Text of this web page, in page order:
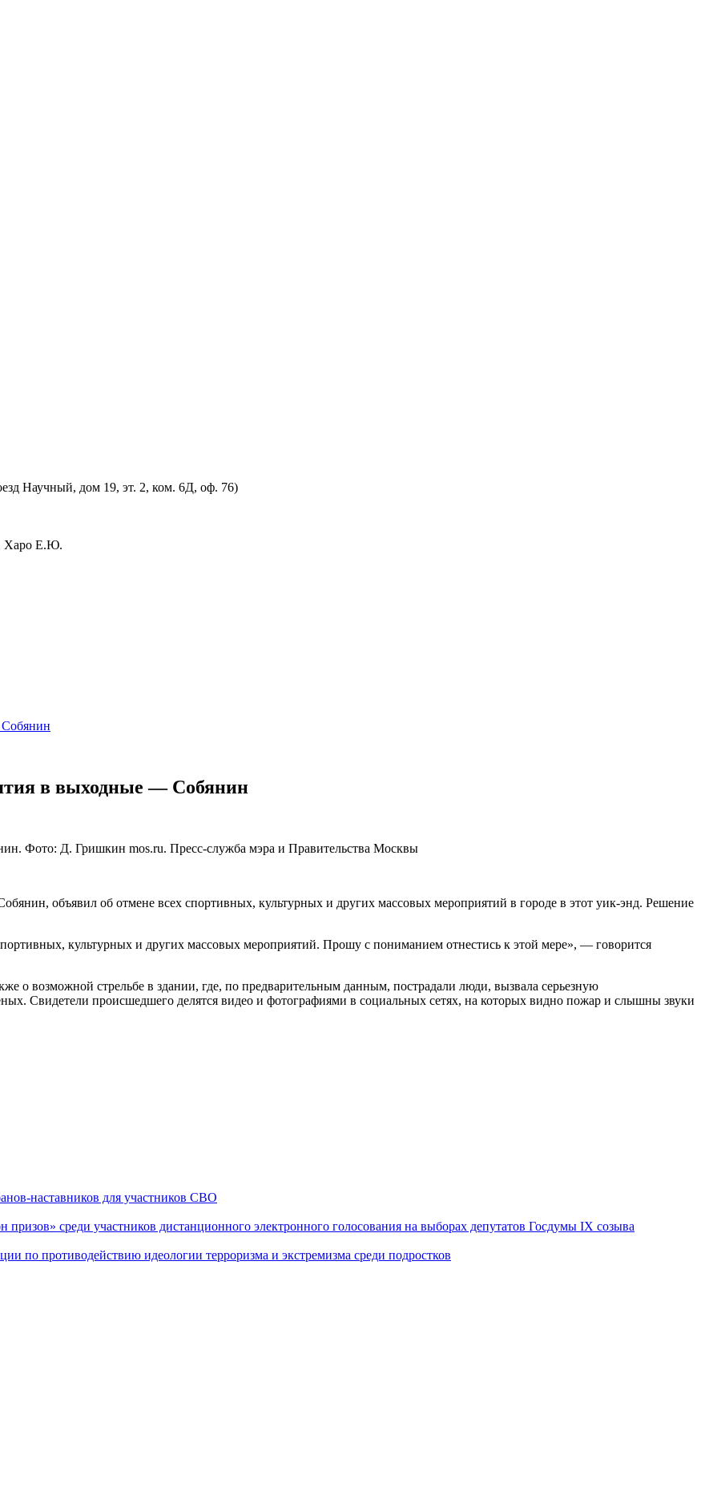
Научный, дом 19, эт. 2, ком. 6Д, оф. 76)
Харо Е.Ю.
в выходные — Собянин
Фото: Д. Гришкин mos.ru. Пресс-служба мэра и Правительства Москвы
объявил об отмене всех спортивных, культурных и других массовых мероприятий в городе в этот уик-энд. Решение
культурных и других массовых мероприятий. Прошу с пониманием отнестись к этой мере», — говорится
о возможной стрельбе в здании, где, по предварительным данным, пострадали люди, вызвала серьезную
Свидетели происшедшего делятся видео и фотографиями в социальных сетях, на которых видно пожар и слышны звуки
наставников для участников СВО
среди участников дистанционного электронного голосования на выборах депутатов Госдумы IX созыва
по противодействию идеологии терроризма и экстремизма среди подростков